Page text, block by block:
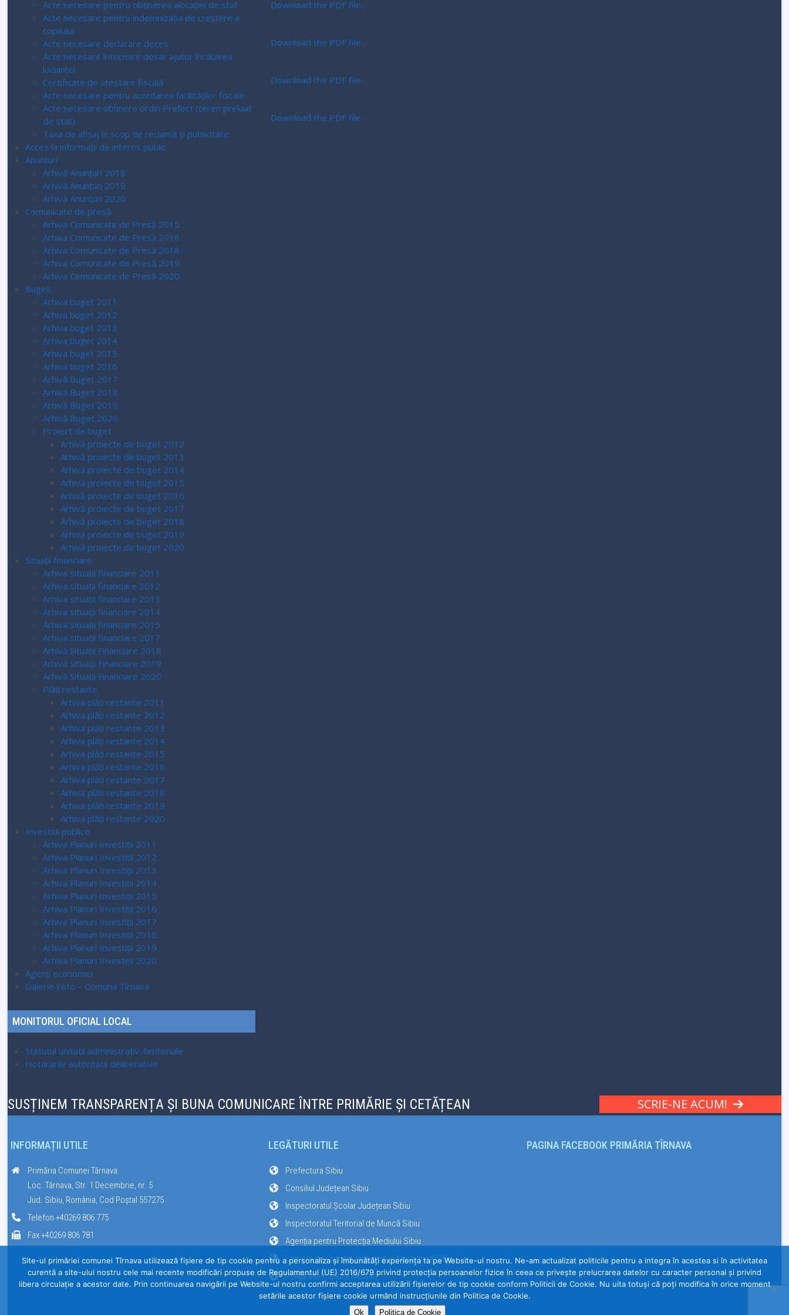
Download the PDF file .
Download the PDF file .
Download the PDF file .
Download the PDF file .
Acte necesare pentru obținerea alocației de stat
Acte necesare pentru indemnizația de creștere a
copilului
Acte necesare declarare deces
Acte necesare întocmire dosar ajutor încălzirea
locuinței
Certificate de atestare fiscală
Acte necesare pentru acordarea facilităților fiscale
Acte necesare obținere ordin Prefect (teren preluat
de stat)
Taxa de afișaj în scop de reclamă și publicitate
Acces la informaţii de interes public
Anunțuri
Arhivă Anunțuri 2018
Arhivă Anunțuri 2019
Arhivă Anunțuri 2020
Comunicate de presă
Arhiva Comunicate de Presă 2015
Arhiva Comunicate de Presă 2016
Arhiva Comunicate de Presă 2018
Arhiva Comunicate de Presă 2019
Arhiva Comunicate de Presă 2020
Buget
Arhiva buget 2011
Arhiva buget 2012
Arhiva buget 2013
Arhiva buget 2014
Arhiva buget 2015
Arhiva buget 2016
Arhivă Buget 2017
Arhivă Buget 2018
Arhivă Buget 2019
Arhivă Buget 2020
Proiect de buget
Arhivă proiecte de buget 2012
Arhivă proiecte de buget 2013
Arhivă proiecte de buget 2014
Arhivă proiecte de buget 2015
Arhivă proiecte de buget 2016
Arhivă proiecte de buget 2017
Arhivă proiecte de buget 2018
Arhivă proiecte de buget 2019
Arhivă proiecte de buget 2020
Situații financiare
Arhiva situații financiare 2011
Arhiva situații financiare 2012
Arhiva situații financiare 2013
Arhiva situații financiare 2014
Arhiva situații financiare 2015
Arhiva situații financiare 2017
Arhivă Situații Financiare 2018
Arhivă Situații Financiare 2019
Arhivă Situații Financiare 2020
Plăți restante
Arhiva plăți restante 2011
Arhiva plăți restante 2012
Arhiva plăți restante 2013
Arhiva plăți restante 2014
Arhiva plăți restante 2015
Arhiva plăți restante 2016
Arhiva plăți restante 2017
Arhiva plăți restante 2018
Arhiva plăți restante 2019
Arhiva plăți restante 2020
Investiții publice
Arhiva Planuri Investiții 2011
Arhiva Planuri Investiții 2012
Arhiva Planuri Investiții 2013
Arhiva Planuri Investiții 2014
Arhiva Planuri Investiții 2015
Arhiva Planuri Investiții 2016
Arhiva Planuri Investiții 2017
Arhiva Planuri Investiții 2018
Arhiva Planuri Investiții 2019
Arhiva Planuri Investiții 2020
Agenți economici
Galerie Foto – Comuna Tîrnava
MONITORUL OFICIAL LOCAL
Statutul unitatii administrativ-teritoriale
Hotararile autoritatii deliberative
SUSȚINEM TRANSPARENȚA ȘI BUNA COMUNICARE ÎNTRE PRIMĂRIE ȘI CETĂȚEAN SCRIE-NE ACUM!
INFORMAȚII UTILE
Primăria Comunei Târnava
Loc. Târnava, Str. 1 Decembrie, nr. 5
Jud. Sibiu, România, Cod Poștal 557275
Telefon +40269 806 775
Fax +40269 806 781
LEGĂTURI UTILE
Prefectura Sibiu
Consiliul Județean Sibiu
Inspectoratul Școlar Județean Sibiu
Inspectoratul Teritorial de Muncă Sibiu
Agenția pentru Protecția Mediului Sibiu
Camera de Comerț, Industrie și Agricultură Sibiu
Poliția Municipiului Mediaș
PAGINA FACEBOOK PRIMĂRIA TÎRNAVA
Site-ul primăriei comunei Tîrnava utilizează fişiere de tip cookie pentru a personaliza și îmbunătăți experiența ta pe Website-ul nostru. Ne-am actualizat politicile pentru a integra în acestea si în activitatea
curentă a site-ului nostru cele mai recente modificări propuse de Regulamentul (UE) 2016/679 privind protecția persoanelor fizice în ceea ce privește prelucrarea datelor cu caracter personal și privind
libera circulație a acestor date. Prin continuarea navigării pe Website-ul nostru confirmi acceptarea utilizării fişierelor de tip cookie conform Politicii de Cookie. Nu uita totuși că poți modifica în orice moment
setările acestor fişiere cookie urmând instrucțiunile din Politica de Cookie.
Ok Politica de Cookie